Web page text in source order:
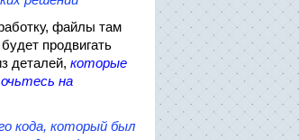
файлы там
продвигать
деталей, которые
на
кода, который был